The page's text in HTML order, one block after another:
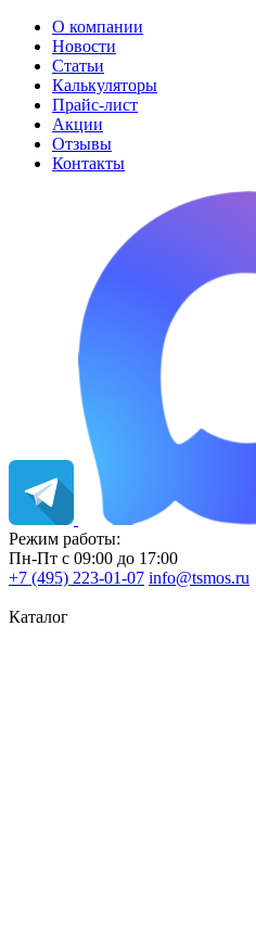
О компании
Новости
Статьи
Калькуляторы
Прайс-лист
Акции
Отзывы
Контакты
Режим работы:
Пн-Пт с 09:00 до 17:00
+7 (495) 223-01-07 info@tsmos.ru
Каталог